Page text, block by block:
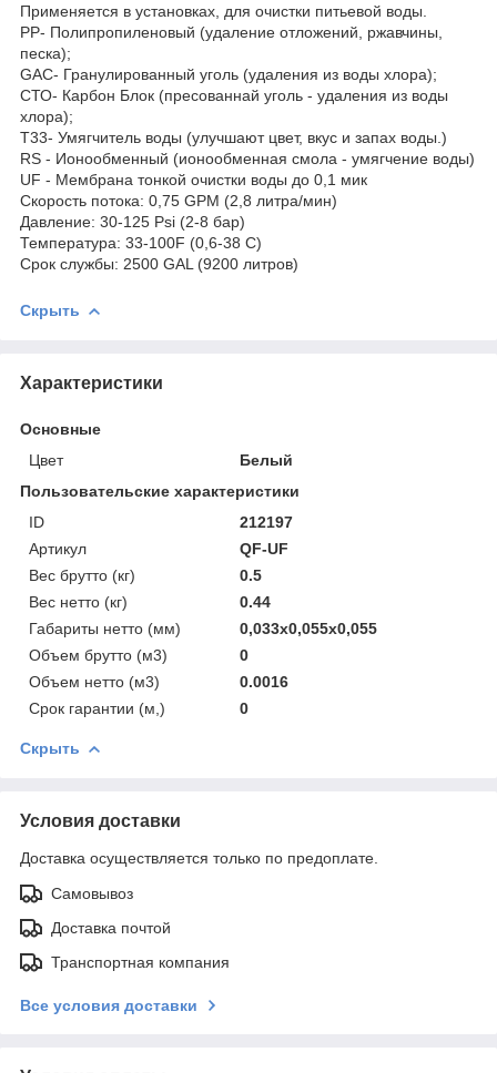
Применяется в установках, для очистки питьевой воды.
PP- Полипропиленовый (удаление отложений, ржавчины,
песка);
GAC- Гранулированный уголь (удаления из воды хлора);
СТО- Карбон Блок (пресованнай уголь - удаления из воды
хлора);
T33- Умягчитель воды (улучшают цвет, вкус и запах воды.)
RS - Ионообменный (ионообменная смола - умягчение воды)
UF - Мембрана тонкой очистки воды до 0,1 мик
Скорость потока: 0,75 GPM (2,8 литра/мин)
Давление: 30-125 Psi (2-8 бар)
Температура: 33-100F (0,6-38 C)
Срок службы: 2500 GAL (9200 литров)
Скрыть
Характеристики
Основные
Цвет
Белый
Пользовательские характеристики
ID
212197
Артикул
QF-UF
Вес брутто (кг)
0.5
Вес нетто (кг)
0.44
Габариты нетто (мм)
0,033x0,055x0,055
Объем брутто (м3)
0
Объем нетто (м3)
0.0016
Срок гарантии (м,)
0
Скрыть
Условия доставки
Доставка осуществляется только по предоплате.
Самовывоз
Доставка почтой
Транспортная компания
Все условия доставки